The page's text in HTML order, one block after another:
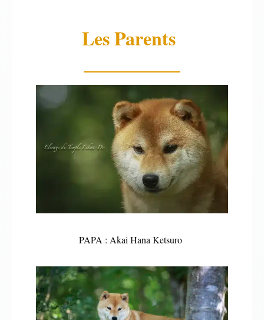
Les Parents
PAPA : Akai Hana Ketsuro